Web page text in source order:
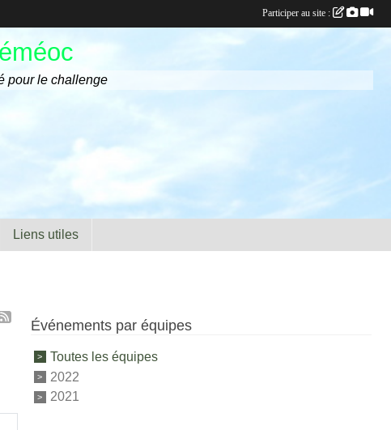
pour le challenge
Liens utiles
Événements par équipes
Toutes les équipes
2022
2021
Participer au site :